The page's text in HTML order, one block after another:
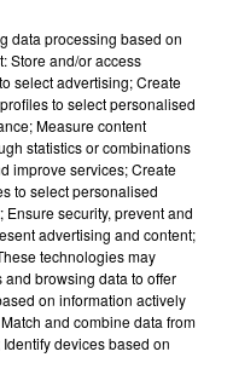
UNE FEMME ET
LA...
feu après avoir
bébé de trois mois
SE FAIRE
data processing based on
Store and/or access
select advertising; Create
to select personalised
Measure content
statistics or combinations
improve services; Create
to select personalised
security, prevent and
advertising and content;
technologies may
browsing data to offer
on information actively
and combine data from
devices based on